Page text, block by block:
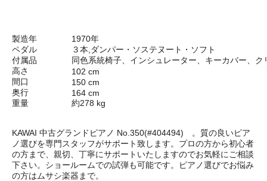
製造年
1970年
ペダル
３本,ダンパー・ソステヌート・ソフト
付属品
同色系統椅子、インシュレーター、キーカバー、ク
高さ
102 cm
間口
150 cm
奥行
164 cm
重量
約278 kg
KAWAI 中古グランドピアノ No.350(#404494) 。質の良いピア
ノ選びを専門スタッフがサポート致します。プロの方から初心者
の方まで、親切、丁寧にサポートいたしますのでお気軽にご相談
下さい。ショールームでの試弾も可能です。ピアノ選びでお悩み
の方はムサシ楽器まで。